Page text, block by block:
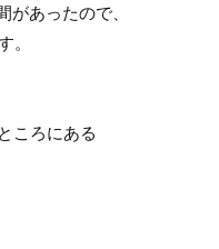
あったので、
。
ころにある